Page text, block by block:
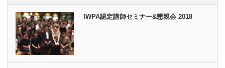
IWPA認定講師セミナー&懇親会 2018